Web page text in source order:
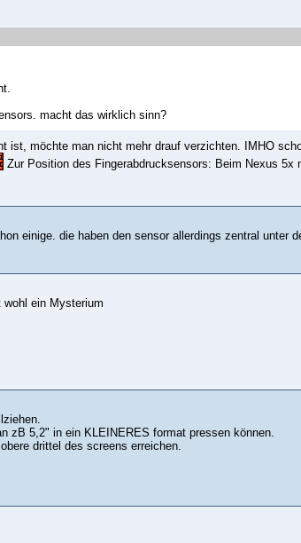
macht das wirklich sinn?
ist, möchte man nicht mehr drauf verzichten. IMHO
Zur Position des Fingerabdrucksensors: Beim Nexus
einige. die haben den sensor allerdings zentral unter
ein Mysterium
zB 5,2" in ein KLEINERES format pressen können.
drittel des screens erreichen.